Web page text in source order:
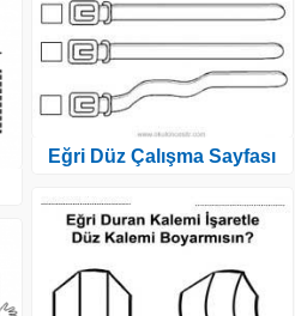
Eğri Düz Çalışma Sayfası